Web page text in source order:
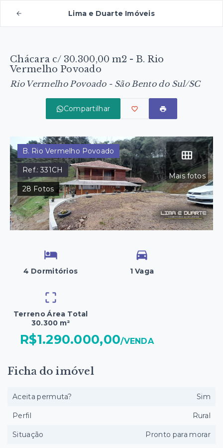
Lima e Duarte Imóveis
Chácara c/ 30.300,00 m2 - B. Rio
Vermelho Povoado
Rio Vermelho Povoado - São Bento do Sul/SC
Compartilhar
Mais fotos
B. Rio Vermelho Povoado
Ref.:331CH
28 Fotos
4 Dormitórios 1 Vaga
Terreno Área Total
30.300 m²
R$1.290.000,00/VENDA
Ficha do imóvel
Aceita permuta? Sim
Perfil Rural
Situação Pronto para morar